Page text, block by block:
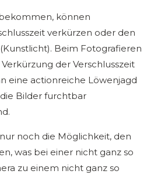
können
verkürzen oder den
Beim Fotografieren
der Verschlusszeit
eine actionreiche Löwenjagd
Bilder furchtbar
noch die Möglichkeit, den
was bei einer nicht ganz so
zu einem nicht ganz so